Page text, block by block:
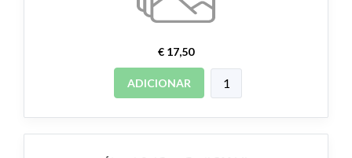
€ 17,50
ADICIONAR